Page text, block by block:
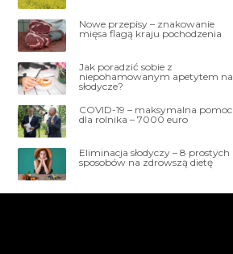
Nowe przepisy – znakowanie
mięsa flagą kraju pochodzenia
Jak poradzić sobie z
niepohamowanym apetytem na
słodycze?
COVID-19 – maksymalna pomoc
dla rolnika – 7000 euro
Eliminacja słodyczy – 8 prostych
sposobów na zdrowszą dietę